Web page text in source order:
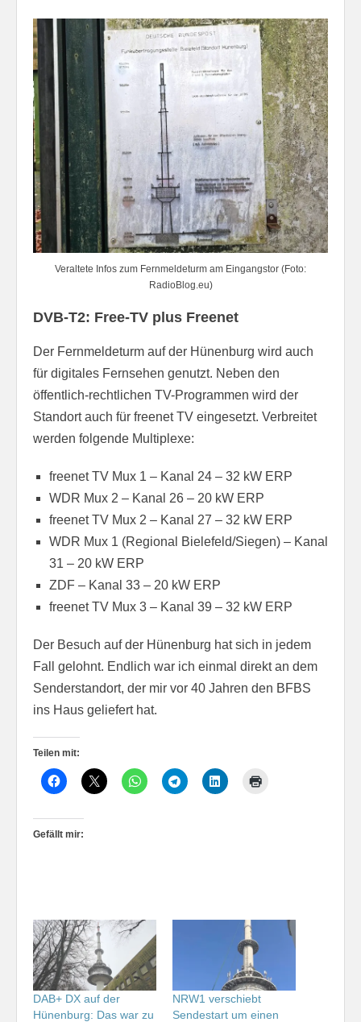
Veraltete Infos zum Fernmeldeturm am Eingangstor (Foto:
RadioBlog.eu)
DVB-T2: Free-TV plus Freenet
Der Fernmeldeturm auf der Hünenburg wird auch
für digitales Fernsehen genutzt. Neben den
öffentlich-rechtlichen TV-Programmen wird der
Standort auch für freenet TV eingesetzt. Verbreitet
werden folgende Multiplexe:
freenet TV Mux 1 – Kanal 24 – 32 kW ERP
WDR Mux 2 – Kanal 26 – 20 kW ERP
freenet TV Mux 2 – Kanal 27 – 32 kW ERP
WDR Mux 1 (Regional Bielefeld/Siegen) – Kanal
31 – 20 kW ERP
ZDF – Kanal 33 – 20 kW ERP
freenet TV Mux 3 – Kanal 39 – 32 kW ERP
Der Besuch auf der Hünenburg hat sich in jedem
Fall gelohnt. Endlich war ich einmal direkt an dem
Senderstandort, der mir vor 40 Jahren den BFBS
ins Haus geliefert hat.
Teilen mit:
Gefällt mir:
DAB+ DX auf der
Hünenburg: Das war zu
NRW1 verschiebt
Sendestart um einen